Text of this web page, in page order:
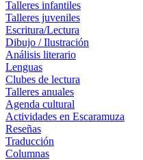
Talleres infantiles
Talleres juveniles
Escritura/Lectura
Dibujo / Ilustración
Análisis literario
Lenguas
Clubes de lectura
Talleres anuales
Agenda cultural
Actividades en Escaramuza
Reseñas
Traducción
Columnas